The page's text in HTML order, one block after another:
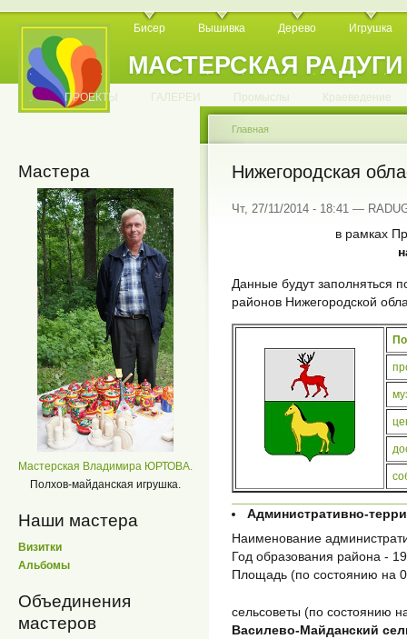
МАСТЕРСКАЯ РАДУГИ
Бисер Вышивка Дерево Игрушка
. . . . . . . . . . .
. ПРОЕКТЫ ГАЛЕРЕИ Промыслы Краеведение
Мастера
Мастерская Владимира ЮРТОВА.
Полхов-майданская игрушка.
Наши мастера
Визитки
Альбомы
Объединения
мастеров
Главная
Нижегородская
Чт, 27/11/2014 - 18:41 —
в рамках
Данные будут заполняться
районов Нижегородской
Административно-
Наименование
Год образования района -
Площадь (по состоянию на
сельсоветы (по состоянию
Василево-Майданский